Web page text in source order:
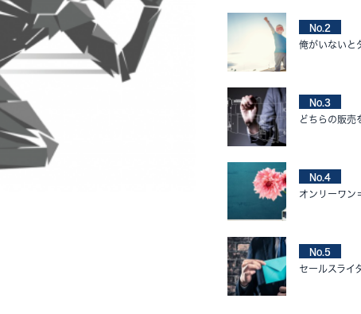
No.2
俺がいないと
No.3
どちらの販売
No.4
オンリーワン
No.5
セールスライ